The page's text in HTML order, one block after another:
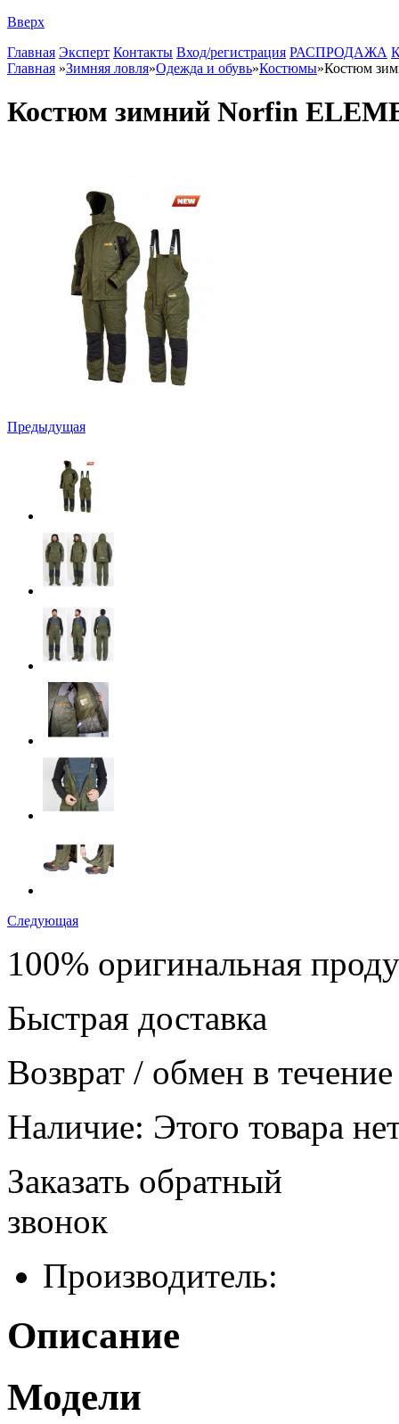
Вверх
Главная Эксперт Контакты Вход/регистрация РАСПРОДАЖА
Главная »Зимняя ловля»Одежда и обувь»Костюмы»Костюм
Костюм зимний Norfin
Предыдущая
Следующая
100% оригинальная
Быстрая доставка
Возврат / обмен в
Наличие: Этого товара
Заказать обратный
звонок
Производитель:
Описание
Модели